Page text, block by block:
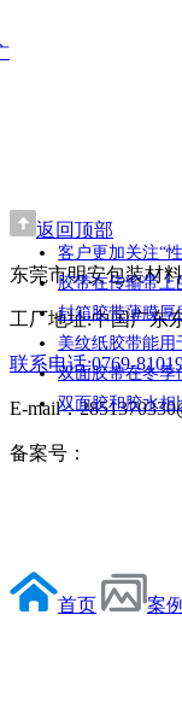
客户更加关注“
胶带在传输带上
封箱胶带薄膜厚
美纹纸胶带能
双面胶带在冬季
双面胶和胶水相
返回顶部
东莞市明安包装材
工厂地址:中国广东
联系电话:0769-
E-mail：
备案号：
首页 案例